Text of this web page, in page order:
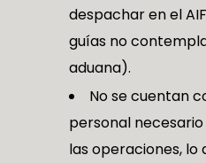
despachar en el
guías no
aduana).
No se cuentan
personal
las operaciones, lo